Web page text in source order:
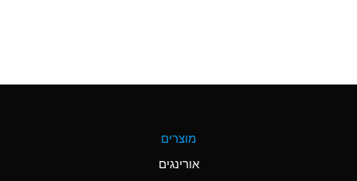
Aluminum Nitrate
מוצרים
אורינגים